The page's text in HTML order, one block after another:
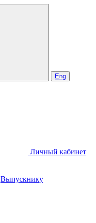
Eng
Личный кабинет
Выпускнику